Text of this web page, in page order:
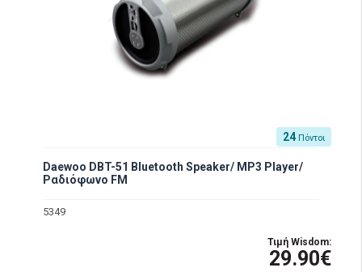
24 Πόντοι
Daewoo DBT-51 Bluetooth Speaker/ MP3 Player/
Ραδιόφωνο FM
5349
Τιμή Wisdom:
29.90€